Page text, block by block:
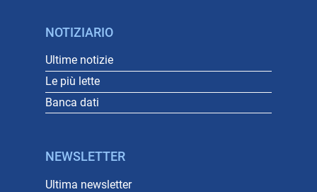
NOTIZIARIO
Ultime notizie
Le più lette
Banca dati
NEWSLETTER
Ultima newsletter